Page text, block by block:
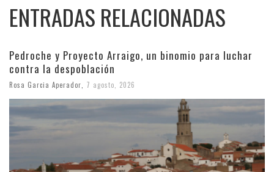
ENTRADAS RELACIONADAS
Pedroche y Proyecto Arraigo, un binomio para luchar
contra la despoblación
Rosa Garcia Aperador 7 agosto, 2026